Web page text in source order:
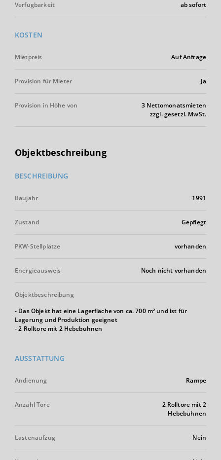
Verfügbarkeit ab sofort
KOSTEN
Mietpreis Auf Anfrage
Provision für Mieter Ja
Provision in Höhe von
3 Nettomonatsmieten
zzgl. gesetzl. MwSt.
Objektbeschreibung
BESCHREIBUNG
Baujahr 1991
Zustand Gepflegt
PKW-Stellplätze vorhanden
Energieausweis Noch nicht vorhanden
Objektbeschreibung
- Das Objekt hat eine Lagerfläche von ca. 700 m² und ist für
Lagerung und Produktion geeignet
- 2 Rolltore mit 2 Hebebühnen
AUSSTATTUNG
Andienung Rampe
Anzahl Tore
2 Rolltore mit 2
Hebebühnen
Lastenaufzug Nein